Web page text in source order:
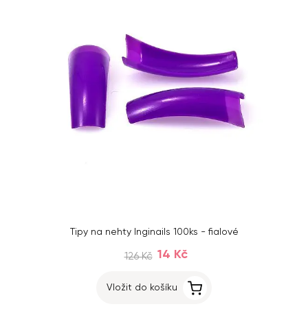
Tipy na nehty Inginails 100ks - fialové
126 Kč 14 Kč
Vložit do košíku